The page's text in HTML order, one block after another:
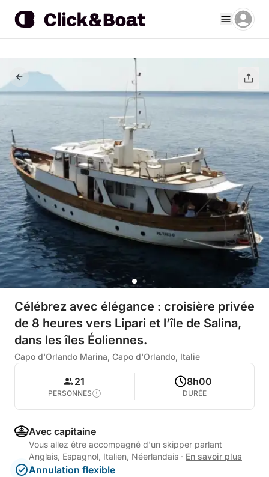
Célébrez avec élégance : croisière privée
de 8 heures vers Lipari et l’île de Salina,
dans les îles Éoliennes.
Capo d'Orlando Marina, Capo d'Orlando, Italie
21
PERSONNES
8h00
DURÉE
Avec capitaine
Vous allez être accompagné d'un skipper parlant
Anglais, Espagnol, Italien, Néerlandais · En savoir plus
Annulation flexible